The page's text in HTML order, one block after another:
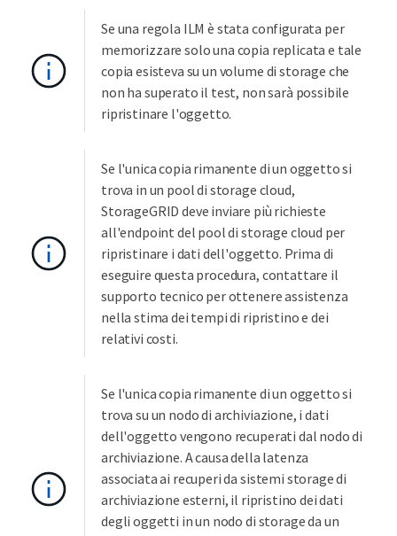
Se una regola ILM è stata configurata per
memorizzare solo una copia replicata e tale
copia esisteva su un volume di storage che
non ha superato il test, non sarà possibile
ripristinare l'oggetto.
Se l'unica copia rimanente di un oggetto si
trova in un pool di storage cloud,
StorageGRID deve inviare più richieste
all'endpoint del pool di storage cloud per
ripristinare i dati dell'oggetto. Prima di
eseguire questa procedura, contattare il
supporto tecnico per ottenere assistenza
nella stima dei tempi di ripristino e dei
relativi costi.
Se l'unica copia rimanente di un oggetto si
trova su un nodo di archiviazione, i dati
dell'oggetto vengono recuperati dal nodo di
archiviazione. A causa della latenza
associata ai recuperi da sistemi storage di
archiviazione esterni, il ripristino dei dati
degli oggetti in un nodo di storage da un